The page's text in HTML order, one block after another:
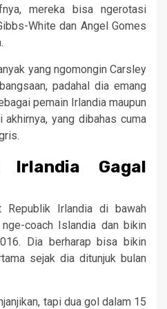
mereka bisa ngerotasi
White dan Angel Gomes
yang ngomongin Carsley
padahal dia emang
pemain Irlandia maupun
yang dibahas cuma
Irlandia Gagal
Irlandia di bawah
coach Islandia dan bikin
Dia berharap bisa bikin
sejak dia ditunjuk bulan
tapi dua gol dalam 15